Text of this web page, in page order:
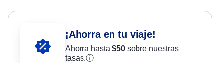
¡Ahorra en tu viaje!
Ahorra hasta $50sobre nuestras
tasas.ⓘ